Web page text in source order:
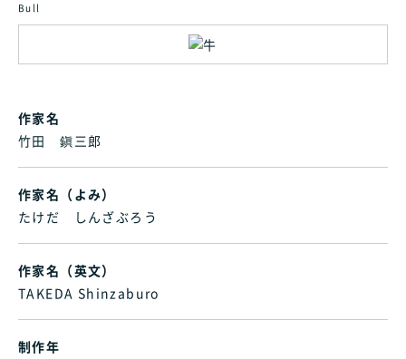
Bull
作家名
竹田 鎭三郎
作家名（よみ）
たけだ しんざぶろう
作家名（英文）
TAKEDA Shinzaburo
制作年